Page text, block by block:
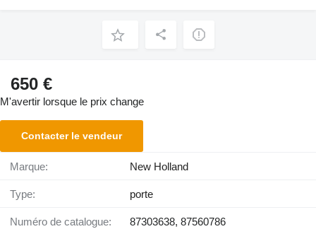
650 €
M'avertir lorsque le prix change
Contacter le vendeur
Marque: New Holland
Type: porte
Numéro de catalogue: 87303638, 87560786